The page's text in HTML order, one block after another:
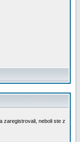
zaregistrovali, neboli ste z